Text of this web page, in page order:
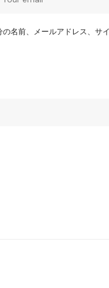
名前、メールアドレス、サイ